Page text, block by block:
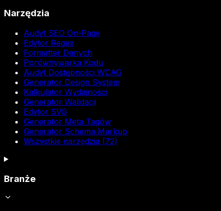
Narzędzia
Audyt SEO On-Page
Edytor Regex
Formatter Danych
Porównywarka Kodu
Audyt Dostępności WCAG
Generator Design System
Kalkulator Wydajności
Generator Walidacji
Edytor SVG
Generator Meta Tagów
Generator Schema Markup
Wszystkie narzędzia (72)
Branże